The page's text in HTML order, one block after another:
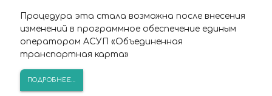
Процедура эта стала возможна после внесения
изменений в программное обеспечение единым
оператором АСУП «Объединенная
транспортная карта»
ПОДРОБНЕЕ...